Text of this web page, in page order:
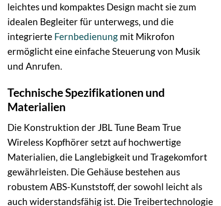
leichtes und kompaktes Design macht sie zum
idealen Begleiter für unterwegs, und die
integrierte Fernbedienung mit Mikrofon
ermöglicht eine einfache Steuerung von Musik
und Anrufen.
Technische Spezifikationen und
Materialien
Die Konstruktion der JBL Tune Beam True
Wireless Kopfhörer setzt auf hochwertige
Materialien, die Langlebigkeit und Tragekomfort
gewährleisten. Die Gehäuse bestehen aus
robustem ABS-Kunststoff, der sowohl leicht als
auch widerstandsfähig ist. Die Treibertechnologie